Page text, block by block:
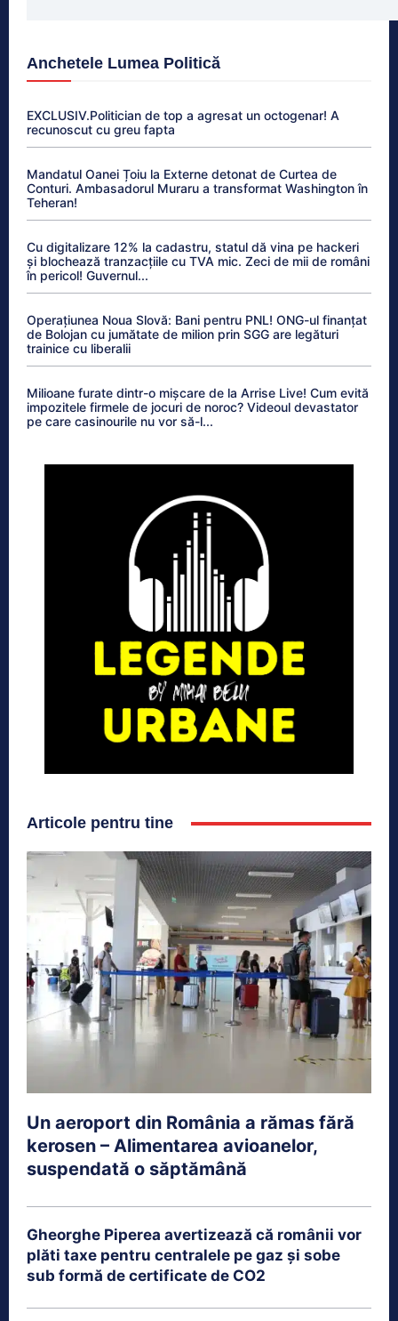
Anchetele Lumea Politică
EXCLUSIV.Politician de top a agresat un octogenar! A
recunoscut cu greu fapta
Mandatul Oanei Țoiu la Externe detonat de Curtea de
Conturi. Ambasadorul Muraru a transformat Washington în
Teheran!
Cu digitalizare 12% la cadastru, statul dă vina pe hackeri
și blochează tranzacțiile cu TVA mic. Zeci de mii de români
în pericol! Guvernul...
Operațiunea Noua Slovă: Bani pentru PNL! ONG-ul finanțat
de Bolojan cu jumătate de milion prin SGG are legături
trainice cu liberalii
Milioane furate dintr-o mișcare de la Arrise Live! Cum evită
impozitele firmele de jocuri de noroc? Videoul devastator
pe care casinourile nu vor să-l...
Articole pentru tine
Un aeroport din România a rămas fără
kerosen – Alimentarea avioanelor,
suspendată o săptămână
Gheorghe Piperea avertizează că românii vor
plăti taxe pentru centralele pe gaz și sobe
sub formă de certificate de CO2